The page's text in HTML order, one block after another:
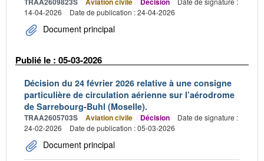
14-04-2026
Date de publication : 24-04-2026
Document principal
Publié le : 05-03-2026
Décision du 24 février 2026 relative à une consigne
particulière de circulation aérienne sur l’aérodrome
de Sarrebourg-Buhl (Moselle).
TRAA2605703S Aviation civile Décision
Date de signature :
24-02-2026
Date de publication : 05-03-2026
Document principal